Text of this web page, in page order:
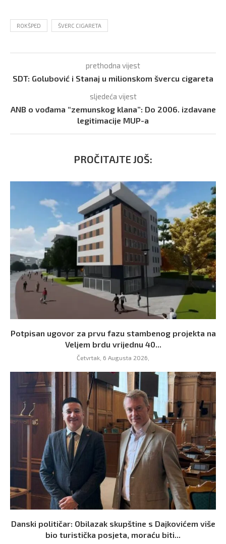
ROKŠPED ŠVERC CIGARETA
prethodna vijest
SDT: Golubović i Stanaj u milionskom švercu cigareta
sljedeća vijest
ANB o vođama “zemunskog klana”: Do 2006. izdavane
legitimacije MUP-a
PROČITAJTE JOŠ:
Potpisan ugovor za prvu fazu stambenog projekta na
Veljem brdu vrijednu 40...
Četvrtak, 6 Augusta 2026,
Danski političar: Obilazak skupštine s Dajkovićem više
bio turistička posjeta, moraću biti...